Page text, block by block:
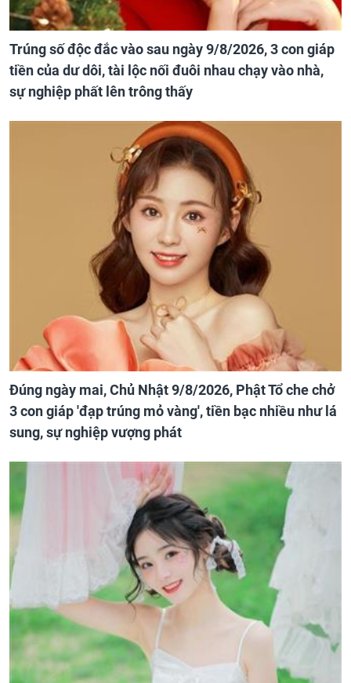
Trúng số độc đắc vào sau ngày 9/8/2026, 3 con giáp
tiền của dư dôi, tài lộc nối đuôi nhau chạy vào nhà,
sự nghiệp phất lên trông thấy
Đúng ngày mai, Chủ Nhật 9/8/2026, Phật Tổ che chở
3 con giáp 'đạp trúng mỏ vàng', tiền bạc nhiều như lá
sung, sự nghiệp vượng phát